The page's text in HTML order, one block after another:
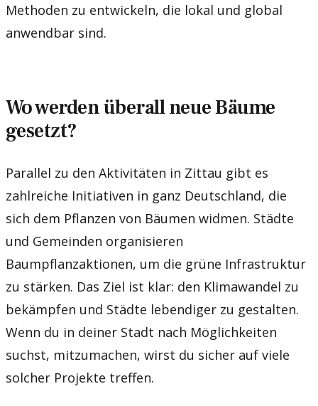
Methoden zu entwickeln, die lokal und global
anwendbar sind.
Wo werden überall neue Bäume
gesetzt?
Parallel zu den Aktivitäten in Zittau gibt es
zahlreiche Initiativen in ganz Deutschland, die
sich dem Pflanzen von Bäumen widmen. Städte
und Gemeinden organisieren
Baumpflanzaktionen, um die grüne Infrastruktur
zu stärken. Das Ziel ist klar: den Klimawandel zu
bekämpfen und Städte lebendiger zu gestalten.
Wenn du in deiner Stadt nach Möglichkeiten
suchst, mitzumachen, wirst du sicher auf viele
solcher Projekte treffen.